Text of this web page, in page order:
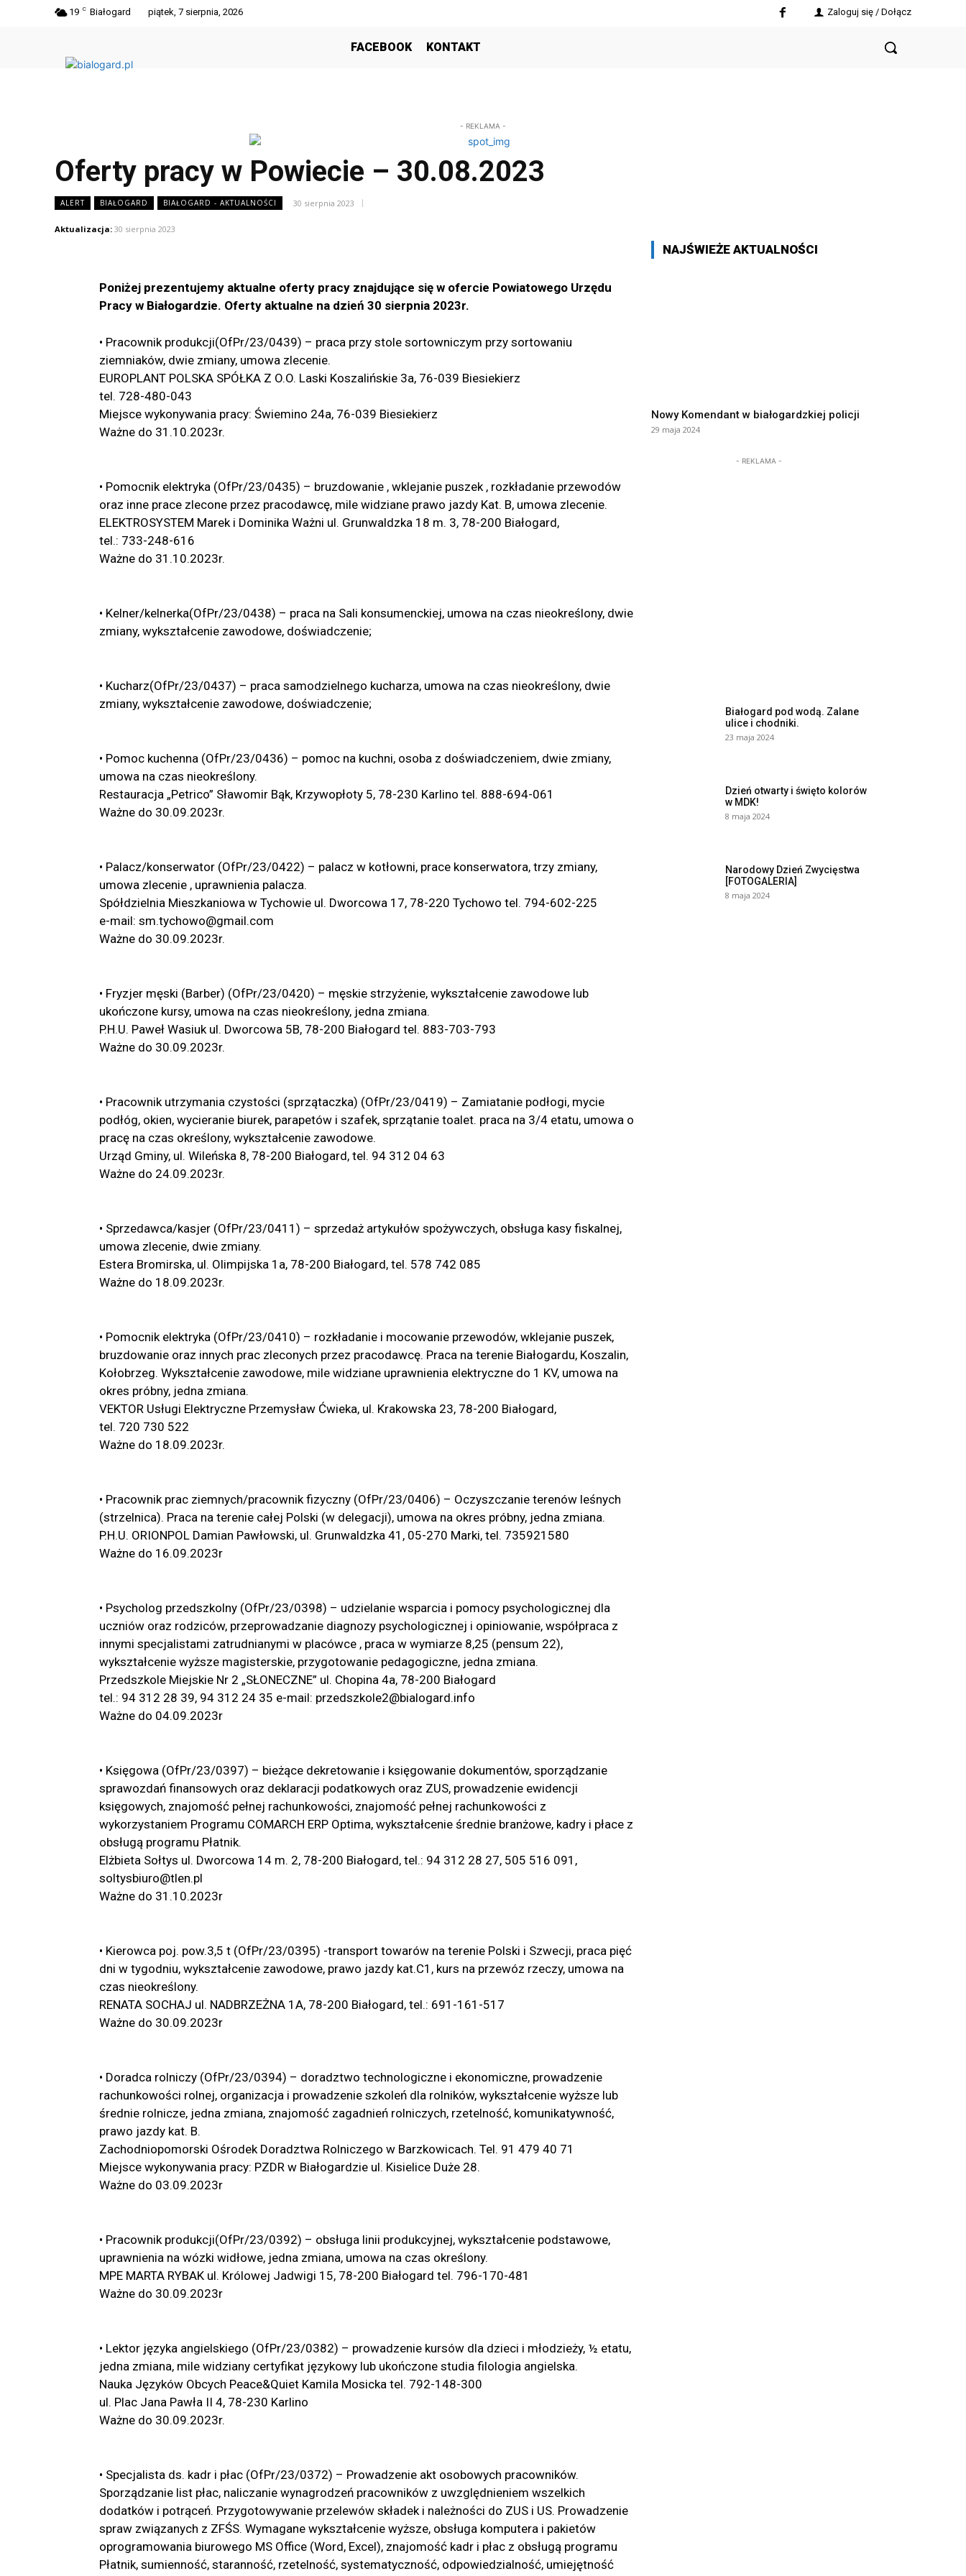
19 C Białogard piątek, 7 sierpnia, 2026 Zaloguj się / Dołącz
FACEBOOK KONTAKT
- REKLAMA -
Oferty pracy w Powiecie – 30.08.2023
ALERT BIAŁOGARD BIAŁOGARD - AKTUALNOŚCI 30 sierpnia 2023
Aktualizacja: 30 sierpnia 2023
Poniżej prezentujemy aktualne oferty pracy znajdujące się w ofercie Powiatowego Urzędu
Pracy w Białogardzie. Oferty aktualne na dzień 30 sierpnia 2023r.
• Pracownik produkcji(OfPr/23/0439) – praca przy stole sortowniczym przy sortowaniu
ziemniaków, dwie zmiany, umowa zlecenie.
EUROPLANT POLSKA SPÓŁKA Z O.O. Laski Koszalińskie 3a, 76-039 Biesiekierz
tel. 728-480-043
Miejsce wykonywania pracy: Świemino 24a, 76-039 Biesiekierz
Ważne do 31.10.2023r.
• Pomocnik elektryka (OfPr/23/0435) – bruzdowanie , wklejanie puszek , rozkładanie przewodów
oraz inne prace zlecone przez pracodawcę, mile widziane prawo jazdy Kat. B, umowa zlecenie.
ELEKTROSYSTEM Marek i Dominika Ważni ul. Grunwaldzka 18 m. 3, 78-200 Białogard,
tel.: 733-248-616
Ważne do 31.10.2023r.
• Kelner/kelnerka(OfPr/23/0438) – praca na Sali konsumenckiej, umowa na czas nieokreślony, dwie
zmiany, wykształcenie zawodowe, doświadczenie;
• Kucharz(OfPr/23/0437) – praca samodzielnego kucharza, umowa na czas nieokreślony, dwie
zmiany, wykształcenie zawodowe, doświadczenie;
• Pomoc kuchenna (OfPr/23/0436) – pomoc na kuchni, osoba z doświadczeniem, dwie zmiany,
umowa na czas nieokreślony.
Restauracja „Petrico” Sławomir Bąk, Krzywopłoty 5, 78-230 Karlino tel. 888-694-061
Ważne do 30.09.2023r.
• Palacz/konserwator (OfPr/23/0422) – palacz w kotłowni, prace konserwatora, trzy zmiany,
umowa zlecenie , uprawnienia palacza.
Spółdzielnia Mieszkaniowa w Tychowie ul. Dworcowa 17, 78-220 Tychowo tel. 794-602-225
e-mail: sm.tychowo@gmail.com
Ważne do 30.09.2023r.
• Fryzjer męski (Barber) (OfPr/23/0420) – męskie strzyżenie, wykształcenie zawodowe lub
ukończone kursy, umowa na czas nieokreślony, jedna zmiana.
P.H.U. Paweł Wasiuk ul. Dworcowa 5B, 78-200 Białogard tel. 883-703-793
Ważne do 30.09.2023r.
• Pracownik utrzymania czystości (sprzątaczka) (OfPr/23/0419) – Zamiatanie podłogi, mycie
podłóg, okien, wycieranie biurek, parapetów i szafek, sprzątanie toalet. praca na 3/4 etatu, umowa o
pracę na czas określony, wykształcenie zawodowe.
Urząd Gminy, ul. Wileńska 8, 78-200 Białogard, tel. 94 312 04 63
Ważne do 24.09.2023r.
• Sprzedawca/kasjer (OfPr/23/0411) – sprzedaż artykułów spożywczych, obsługa kasy fiskalnej,
umowa zlecenie, dwie zmiany.
Estera Bromirska, ul. Olimpijska 1a, 78-200 Białogard, tel. 578 742 085
Ważne do 18.09.2023r.
• Pomocnik elektryka (OfPr/23/0410) – rozkładanie i mocowanie przewodów, wklejanie puszek,
bruzdowanie oraz innych prac zleconych przez pracodawcę. Praca na terenie Białogardu, Koszalin,
Kołobrzeg. Wykształcenie zawodowe, mile widziane uprawnienia elektryczne do 1 KV, umowa na
okres próbny, jedna zmiana.
VEKTOR Usługi Elektryczne Przemysław Ćwieka, ul. Krakowska 23, 78-200 Białogard,
tel. 720 730 522
Ważne do 18.09.2023r.
• Pracownik prac ziemnych/pracownik fizyczny (OfPr/23/0406) – Oczyszczanie terenów leśnych
(strzelnica). Praca na terenie całej Polski (w delegacji), umowa na okres próbny, jedna zmiana.
P.H.U. ORIONPOL Damian Pawłowski, ul. Grunwaldzka 41, 05-270 Marki, tel. 735921580
Ważne do 16.09.2023r
• Psycholog przedszkolny (OfPr/23/0398) – udzielanie wsparcia i pomocy psychologicznej dla
uczniów oraz rodziców, przeprowadzanie diagnozy psychologicznej i opiniowanie, współpraca z
innymi specjalistami zatrudnianymi w placówce , praca w wymiarze 8,25 (pensum 22),
wykształcenie wyższe magisterskie, przygotowanie pedagogiczne, jedna zmiana.
Przedszkole Miejskie Nr 2 „SŁONECZNE” ul. Chopina 4a, 78-200 Białogard
tel.: 94 312 28 39, 94 312 24 35 e-mail: przedszkole2@bialogard.info
Ważne do 04.09.2023r
• Księgowa (OfPr/23/0397) – bieżące dekretowanie i księgowanie dokumentów, sporządzanie
sprawozdań finansowych oraz deklaracji podatkowych oraz ZUS, prowadzenie ewidencji
księgowych, znajomość pełnej rachunkowości, znajomość pełnej rachunkowości z
wykorzystaniem Programu COMARCH ERP Optima, wykształcenie średnie branżowe, kadry i płace z
obsługą programu Płatnik.
Elżbieta Sołtys ul. Dworcowa 14 m. 2, 78-200 Białogard, tel.: 94 312 28 27, 505 516 091,
soltysbiuro@tlen.pl
Ważne do 31.10.2023r
• Kierowca poj. pow.3,5 t (OfPr/23/0395) -transport towarów na terenie Polski i Szwecji, praca pięć
dni w tygodniu, wykształcenie zawodowe, prawo jazdy kat.C1, kurs na przewóz rzeczy, umowa na
czas nieokreślony.
RENATA SOCHAJ ul. NADBRZEŻNA 1A, 78-200 Białogard, tel.: 691-161-517
Ważne do 30.09.2023r
• Doradca rolniczy (OfPr/23/0394) – doradztwo technologiczne i ekonomiczne, prowadzenie
rachunkowości rolnej, organizacja i prowadzenie szkoleń dla rolników, wykształcenie wyższe lub
średnie rolnicze, jedna zmiana, znajomość zagadnień rolniczych, rzetelność, komunikatywność,
prawo jazdy kat. B.
Zachodniopomorski Ośrodek Doradztwa Rolniczego w Barzkowicach. Tel. 91 479 40 71
Miejsce wykonywania pracy: PZDR w Białogardzie ul. Kisielice Duże 28.
Ważne do 03.09.2023r
• Pracownik produkcji(OfPr/23/0392) – obsługa linii produkcyjnej, wykształcenie podstawowe,
uprawnienia na wózki widłowe, jedna zmiana, umowa na czas określony.
MPE MARTA RYBAK ul. Królowej Jadwigi 15, 78-200 Białogard tel. 796-170-481
Ważne do 30.09.2023r
• Lektor języka angielskiego (OfPr/23/0382) – prowadzenie kursów dla dzieci i młodzieży, ½ etatu,
jedna zmiana, mile widziany certyfikat językowy lub ukończone studia filologia angielska.
Nauka Języków Obcych Peace&Quiet Kamila Mosicka tel. 792-148-300
ul. Plac Jana Pawła II 4, 78-230 Karlino
Ważne do 30.09.2023r.
• Specjalista ds. kadr i płac (OfPr/23/0372) – Prowadzenie akt osobowych pracowników.
Sporządzanie list płac, naliczanie wynagrodzeń pracowników z uwzględnieniem wszelkich
dodatków i potrąceń. Przygotowywanie przelewów składek i należności do ZUS i US. Prowadzenie
spraw związanych z ZFŚS. Wymagane wykształcenie wyższe, obsługa komputera i pakietów
oprogramowania biurowego MS Office (Word, Excel), znajomość kadr i płac z obsługą programu
Płatnik, sumienność, staranność, rzetelność, systematyczność, odpowiedzialność, umiejętność
NAJŚWIEŻE AKTUALNOŚCI
Nowy Komendant w białogardzkiej policji
29 maja 2024
- REKLAMA -
Białogard pod wodą. Zalane
ulice i chodniki.
23 maja 2024
Dzień otwarty i święto kolorów
w MDK!
8 maja 2024
Narodowy Dzień Zwycięstwa
[FOTOGALERIA]
8 maja 2024